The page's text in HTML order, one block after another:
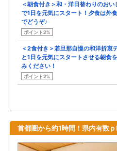
＜朝食付き＞和・洋日替わりのおい
で1日を元気にスタート！夕食は外
でどうぞ♪
ポイント2%
＜2食付き＞若旦那自慢の和洋折衷
と1日を元気にスタートさせる朝食
みください！
ポイント2%
首都圏から約1時間！県内有数